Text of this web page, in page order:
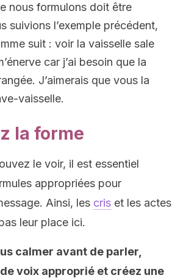
nous formulons doit être
suivions l’exemple précédent,
suit : voir la vaisselle sale
car j’ai besoin que la
J’aimerais que vous la
vaisselle.
la forme
le voir, il est essentiel
appropriées pour
Ainsi, les cris et les actes
leur place ici.
calmer avant de parler,
voix approprié et créez une